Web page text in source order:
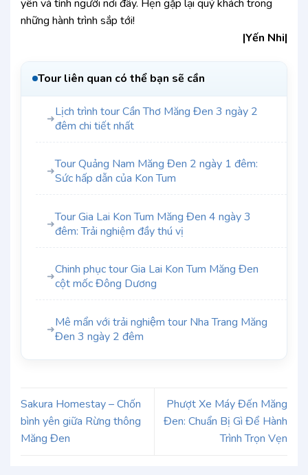
yên và tình người nơi đây. Hẹn gặp lại quý khách trong
những hành trình sắp tới!
|Yến Nhi|
Tour liên quan có thể bạn sẽ cần
➜Lịch trình tour Cần Thơ Măng Đen 3 ngày 2
đêm chi tiết nhất
➜Tour Quảng Nam Măng Đen 2 ngày 1 đêm:
Sức hấp dẫn của Kon Tum
➜Tour Gia Lai Kon Tum Măng Đen 4 ngày 3
đêm: Trải nghiệm đầy thú vị
➜Chinh phục tour Gia Lai Kon Tum Măng Đen
cột mốc Đông Dương
➜Mê mẩn với trải nghiệm tour Nha Trang Măng
Đen 3 ngày 2 đêm
Sakura Homestay – Chốn
bình yên giữa Rừng thông
Măng Đen
Phượt Xe Máy Đến Măng
Đen: Chuẩn Bị Gì Để Hành
Trình Trọn Vẹn